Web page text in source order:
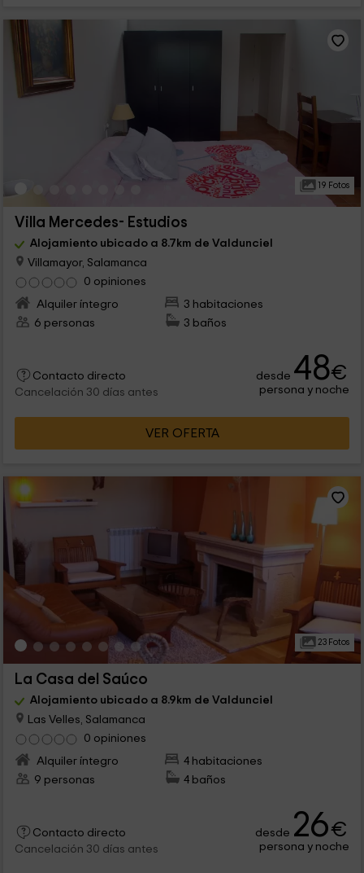
19 Fotos
Villa Mercedes- Estudios
Alojamiento ubicado a 8.7km de Valdunciel
Villamayor, Salamanca
0 opiniones
Alquiler íntegro
3 habitaciones
6 personas
3 baños
Contacto directo
Cancelación 30 días antes
desde 48€
persona y noche
VER OFERTA
23 Fotos
La Casa del Saúco
Alojamiento ubicado a 8.9km de Valdunciel
Las Velles, Salamanca
0 opiniones
Alquiler íntegro
4 habitaciones
9 personas
4 baños
Contacto directo
Cancelación 30 días antes
desde 26€
persona y noche